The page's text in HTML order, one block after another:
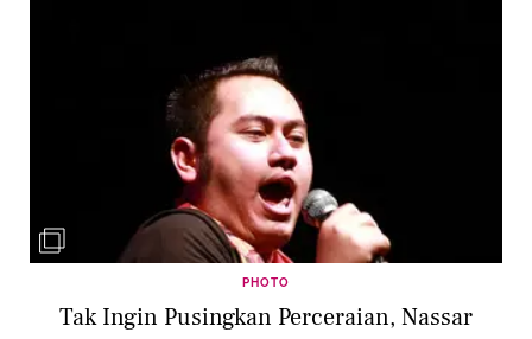
PHOTO
Tak Ingin Pusingkan Perceraian, Nassar